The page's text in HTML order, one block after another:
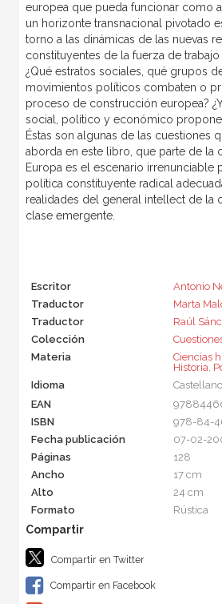
europea que pueda funcionar como
un horizonte transnacional pivotado
torno a las dinámicas de las nuevas
constituyentes de la fuerza de
¿Qué estratos sociales, qué grupos
movimientos políticos combaten o
proceso de construcción europea?
social, político y económico
Éstas son algunas de las cuestiones
aborda en este libro, que parte de la
Europa es el escenario irrenunciable
política constituyente radical
realidades del general intellect de la
clase emergente.
Escritor
Antonio
Traductor
Marta
Traductor
Raúl
Colección
Materia
Ciencias
Historia,
Idioma
Castellano
EAN
ISBN
978-84-
Fecha publicación
07-02-
Páginas
128
Ancho
17 cm
Alto
24 cm
Formato
Rústica
Compartir en Twitter
Compartir en Facebook